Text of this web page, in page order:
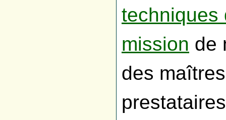
techniques
mission de
des